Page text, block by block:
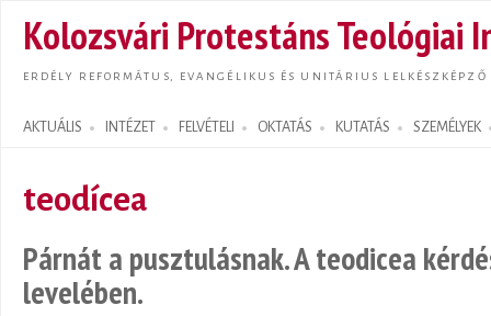
Kolozsvári Protestáns Teológiai
ERDÉLY REFORMÁTUS, EVANGÉLIKUS ÉS UNITÁRIUS LELKÉSZKÉPZŐ
AKTUÁLIS INTÉZET FELVÉTELI OKTATÁS KUTATÁS SZEMÉLYEK
Search form
teodícea
Párnát a pusztulásnak. A teodicea
levelében.